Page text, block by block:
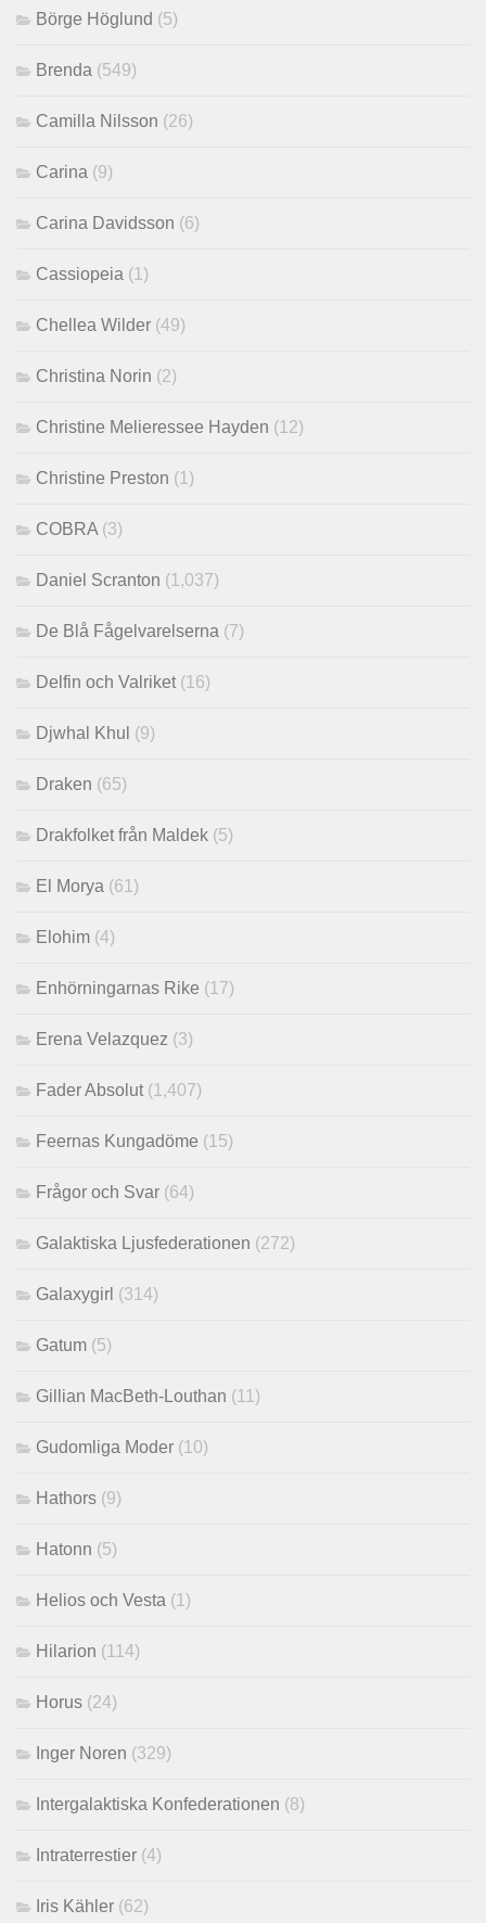
Börge Höglund (5)
Brenda (549)
Camilla Nilsson (26)
Carina (9)
Carina Davidsson (6)
Cassiopeia (1)
Chellea Wilder (49)
Christina Norin (2)
Christine Melieressee Hayden (12)
Christine Preston (1)
COBRA (3)
Daniel Scranton (1,037)
De Blå Fågelvarelserna (7)
Delfin och Valriket (16)
Djwhal Khul (9)
Draken (65)
Drakfolket från Maldek (5)
El Morya (61)
Elohim (4)
Enhörningarnas Rike (17)
Erena Velazquez (3)
Fader Absolut (1,407)
Feernas Kungadöme (15)
Frågor och Svar (64)
Galaktiska Ljusfederationen (272)
Galaxygirl (314)
Gatum (5)
Gillian MacBeth-Louthan (11)
Gudomliga Moder (10)
Hathors (9)
Hatonn (5)
Helios och Vesta (1)
Hilarion (114)
Horus (24)
Inger Noren (329)
Intergalaktiska Konfederationen (8)
Intraterrestier (4)
Iris Kähler (62)